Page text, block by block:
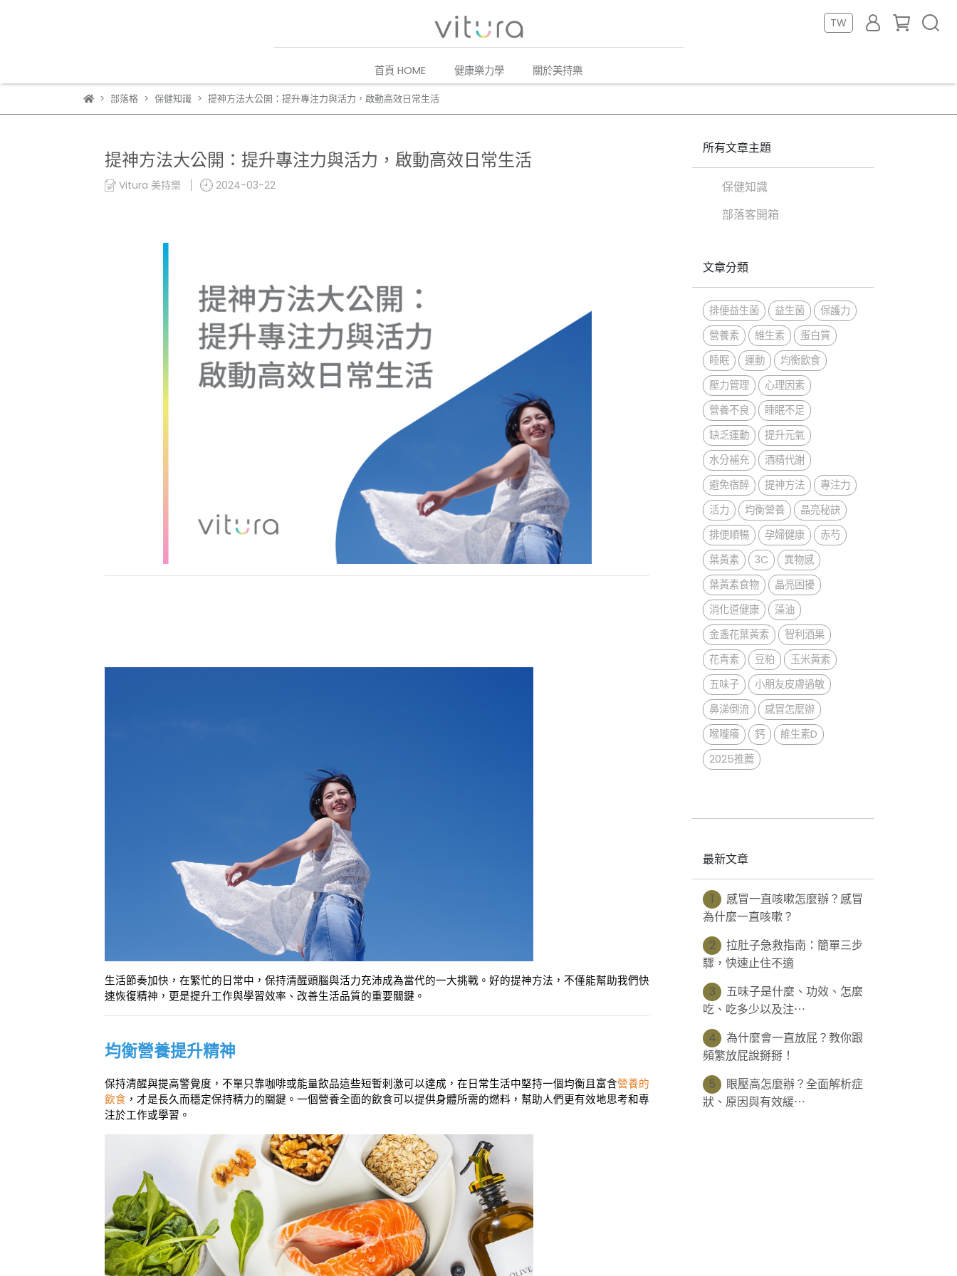
TW
首頁 HOME 健康樂力學 關於美持樂
部落格 保健知識 提神方法大公開：提升專注力與活力，啟動高效日常生活
提神方法大公開：提升專注力與活力，啟動高效日常生活
Vitura 美持樂 2024-03-22
生活節奏加快，在繁忙的日常中，保持清醒頭腦與活力充沛成為當代的一大挑戰。好的提神方法，不僅能幫助我們快
速恢復精神，更是提升工作與學習效率、改善生活品質的重要關鍵。
均衡營養提升精神
保持清醒與提高警覺度，不單只靠咖啡或能量飲品這些短暫刺激可以達成，在日常生活中堅持一個均衡且富含營養的
飲食 ，才是長久而穩定保持精力的關鍵。一個營養全面的飲食可以提供身體所需的燃料，幫助人們更有效地思考和專
注於工作或學習。
所有文章主題
保健知識
部落客開箱
文章分類
排便益生菌 益生菌
保護力
營養素
維生素
蛋白質
睡眠
運動
均衡飲食
壓力管理
心理因素
營養不良
睡眠不足
缺乏運動
提升元氣
水分補充
酒精代謝
避免宿醉
提神方法
專注力
活力
均衡營養
晶亮秘訣
排便順暢
孕婦健康
赤芍
葉黃素
3C
異物感
葉黃素食物
晶亮困擾
消化道健康
藻油
金盞花葉黃素
智利酒果
花青素
豆粕
玉米黃素
五味子
小朋友皮膚過敏
鼻涕倒流
感冒怎麼辦
喉嚨癢
鈣
維生素D
2025推薦
最新文章
1
感冒一直咳嗽怎麼辦？感冒
為什麼一直咳嗽？
2
拉肚子急救指南：簡單三步
驟，快速止住不適
3
五味子是什麼、功效、怎麼
吃、吃多少以及注⋯
4
為什麼會一直放屁？教你跟
頻繁放屁說掰掰！
5
眼壓高怎麼辦？全面解析症
狀、原因與有效緩⋯